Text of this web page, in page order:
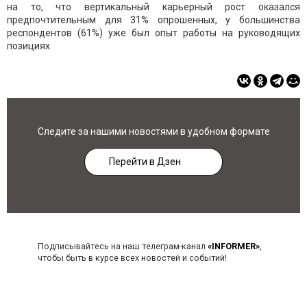
на то, что вертикальный карьерный рост оказался
предпочтительным для 31% опрошенных, у большинства
респондентов (61%) уже был опыт работы на руководящих
позициях.
Следите за нашими новостями в удобном формате
Перейти в Дзен
Подписывайтесь на наш телеграм-канал «INFORMER»,
чтобы быть в курсе всех новостей и событий!